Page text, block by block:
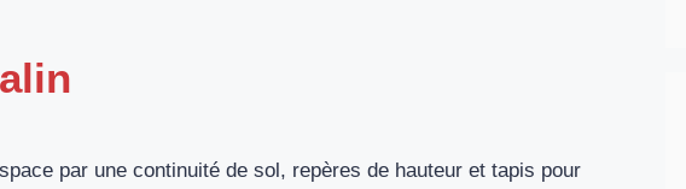
par une continuité de sol, repères de hauteur et tapis pour